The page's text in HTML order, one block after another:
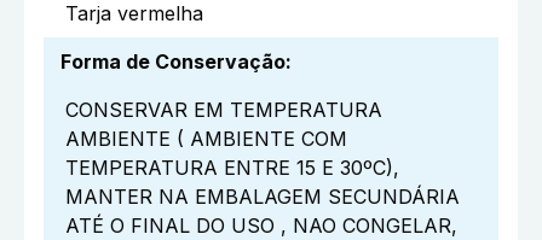
Tarja vermelha
Forma de Conservação:
CONSERVAR EM TEMPERATURA
AMBIENTE ( AMBIENTE COM
TEMPERATURA ENTRE 15 E 30ºC),
MANTER NA EMBALAGEM SECUNDÁRIA
ATÉ O FINAL DO USO , NAO CONGELAR,